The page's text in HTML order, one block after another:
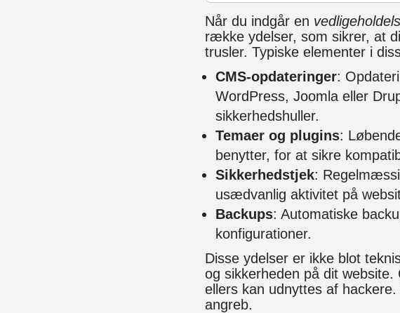
Når du indgår en
række ydelser, som sikrer, at
trusler. Typiske elementer i
CMS-opdateringer:
WordPress, Joomla eller
sikkerhedshuller.
Temaer og plugins:
benytter, for at sikre
Sikkerhedstjek:
usædvanlig aktivitet på
Backups: Automatiske
konfigurationer.
Disse ydelser er ikke blot
og sikkerheden på dit
ellers kan udnyttes af
angreb.